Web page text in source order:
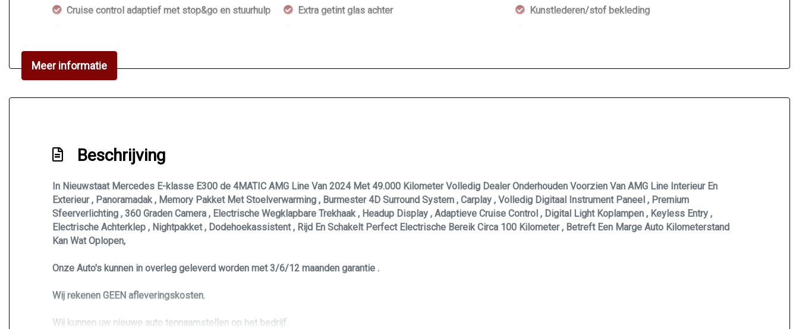
Cruise control adaptief met stop&go en stuurhulp
Dodehoekdetectie met correctie
Draadloze telefoonlader
Hemelbekleding donker
Hoofd airbag(s) voor
Keyless start
Knie airbag(s)
Laser led koplampen
Matrix led koplampen
Extra getint glas achter
Led achterlichten
Parkeersensor voor en achter
Sportvelgen
Trekhaak
Kunstlederen/stof bekleding
Sportief interieur
Meer informatie
Beschrijving
In Nieuwstaat Mercedes E-klasse E300 de 4MATIC AMG Line Van 2024 Met 49.000 Kilometer Volledig Dealer Onderhouden Voorzien Van AMG Line Interieur En
Exterieur , Panoramadak , Memory Pakket Met Stoelverwarming , Burmester 4D Surround System , Carplay , Volledig Digitaal Instrument Paneel , Premium
Sfeerverlichting , 360 Graden Camera , Electrische Wegklapbare Trekhaak , Headup Display , Adaptieve Cruise Control , Digital Light Koplampen , Keyless Entry ,
Electrische Achterklep , Nightpakket , Dodehoekassistent , Rijd En Schakelt Perfect Electrische Bereik Circa 100 Kilometer , Betreft Een Marge Auto Kilometerstand
Kan Wat Oplopen,
Onze Auto's kunnen in overleg geleverd worden met 3/6/12 maanden garantie .
Wij rekenen GEEN afleveringskosten.
Wij kunnen uw nieuwe auto tennaamstellen op het bedrijf.